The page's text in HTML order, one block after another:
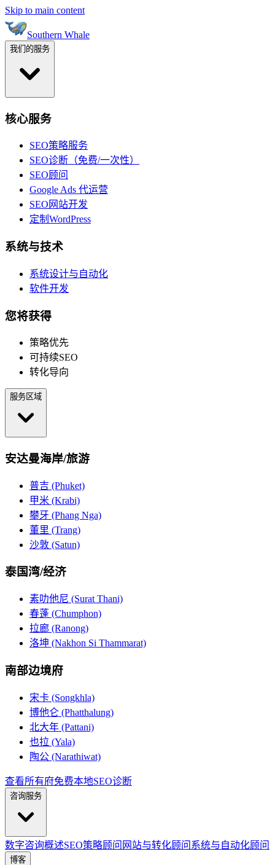
Skip to main content
Southern Whale
我们的服务
核心服务
SEO策略服务
SEO诊断（免费/一次性）
SEO顾问
Google Ads 代运营
SEO网站开发
定制WordPress
系统与技术
系统设计与自动化
软件开发
您将获得
策略优先
可持续SEO
转化导向
服务区域
安达曼海岸/旅游
普吉 (Phuket)
甲米 (Krabi)
攀牙 (Phang Nga)
董里 (Trang)
沙敦 (Satun)
泰国湾/经济
素叻他尼 (Surat Thani)
春蓬 (Chumphon)
拉廊 (Ranong)
洛坤 (Nakhon Si Thammarat)
南部边境府
宋卡 (Songkhla)
博他仑 (Phatthalung)
北大年 (Pattani)
也拉 (Yala)
陶公 (Narathiwat)
查看所有府免费本地SEO诊断
咨询服务
数字咨询概述SEO策略顾问 网站与转化顾问 系统与自动化顾问
博客